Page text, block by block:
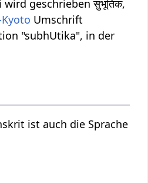
geschrieben सुभूतिक,
Umschrift
"subhUtika", in der
ist auch die Sprache